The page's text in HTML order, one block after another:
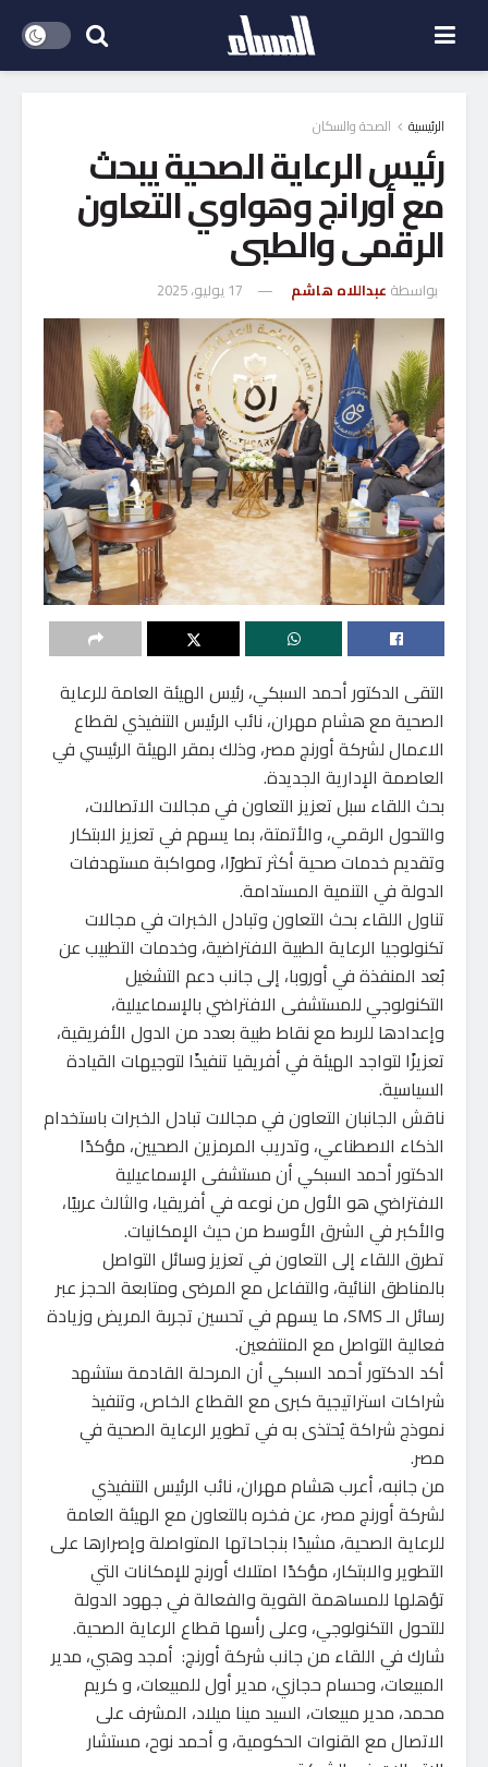
الرئيسية الصحة والسكان
رئيس الرعاية الصحية يبحث
مع أورانج وهواوي التعاون
الرقمى والطبى
بواسطة عبداللاه هاشم 17 يوليو، 2025
التقى الدكتور أحمد السبكي، رئيس الهيئة العامة للرعاية
الصحية مع هشام مهران، نائب الرئيس التنفيذي لقطاع
الاعمال لشركة أورنچ مصر، وذلك بمقر الهيئة الرئيسي في
العاصمة الإدارية الجديدة.
بحث اللقاء سبل تعزيز التعاون في مجالات الاتصالات،
والتحول الرقمي، والأتمتة، بما يسهم في تعزيز الابتكار
وتقديم خدمات صحية أكثر تطورًا، ومواكبة مستهدفات
الدولة في التنمية المستدامة.
تناول اللقاء بحث التعاون وتبادل الخبرات في مجالات
تكنولوجيا الرعاية الطبية الافتراضية، وخدمات التطبيب عن
بُعد المنفذة في أوروبا، إلى جانب دعم التشغيل
التكنولوجي للمستشفى الافتراضي بالإسماعيلية،
وإعدادها للربط مع نقاط طبية بعدد من الدول الأفريقية،
تعزيزًا لتواجد الهيئة في أفريقيا تنفيذًا لتوجيهات القيادة
السياسية.
ناقش الجانبان التعاون في مجالات تبادل الخبرات باستخدام
الذكاء الاصطناعي، وتدريب المرمزين الصحيين، مؤكدًا
الدكتور أحمد السبكي أن مستشفى الإسماعيلية
الافتراضي هو الأول من نوعه في أفريقيا، والثالث عربيًا،
والأكبر في الشرق الأوسط من حيث الإمكانيات.
تطرق اللقاء إلى التعاون في تعزيز وسائل التواصل
بالمناطق النائية، والتفاعل مع المرضى ومتابعة الحجز عبر
رسائل الـ SMS، ما يسهم في تحسين تجربة المريض وزيادة
فعالية التواصل مع المنتفعين.
أكد الدكتور أحمد السبكي أن المرحلة القادمة ستشهد
شراكات استراتيجية كبرى مع القطاع الخاص، وتنفيذ
نموذج شراكة يُحتذى به في تطوير الرعاية الصحية في
مصر.
من جانبه، أعرب هشام مهران، نائب الرئيس التنفيذي
لشركة أورنچ مصر، عن فخره بالتعاون مع الهيئة العامة
للرعاية الصحية، مشيدًا بنجاحاتها المتواصلة وإصرارها على
التطوير والابتكار، مؤكدًا امتلاك أورنچ للإمكانات التي
تؤهلها للمساهمة القوية والفعالة في جهود الدولة
للتحول التكنولوجي، وعلى رأسها قطاع الرعاية الصحية.
شارك في اللقاء من جانب شركة أورنچ: أمجد وهبي، مدير
المبيعات، وحسام حجازي، مدير أول للمبيعات، و كريم
محمد، مدير مبيعات، السيد مينا ميلاد، المشرف على
الاتصال مع القنوات الحكومية، و أحمد نوح، مستشار